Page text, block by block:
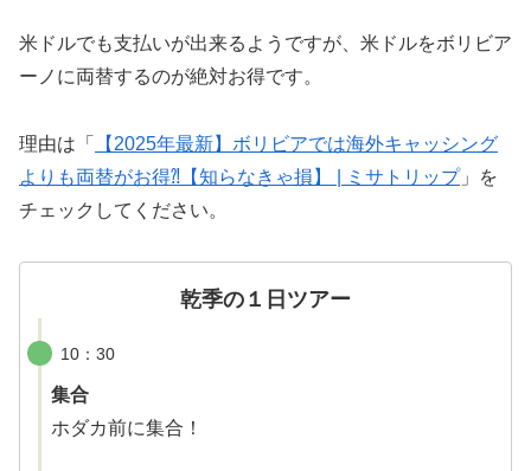
米ドルでも支払いが出来るようですが、米ドルをボリビア
ーノに両替するのが絶対お得です。
理由は「
【2025年最新】ボリビアでは海外キャッシング
よりも両替がお得⁈【知らなきゃ損】 | ミサトリップ」を
チェックしてください。
乾季の１日ツアー
10：30
集合
ホダカ前に集合！